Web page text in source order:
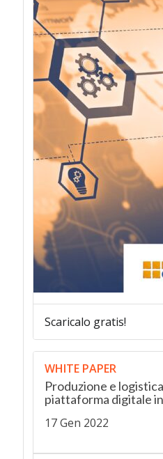
Scaricalo gratis!
WHITE PAPER
Produzione e
piattaforma digitale
17 Gen 2022